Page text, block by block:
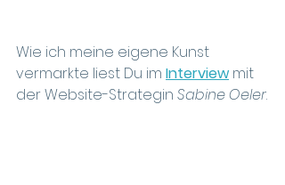
Wie ich meine eigene Kunst
vermarkte liest Du im Interview mit
der Website-Strategin Sabine Oeler.